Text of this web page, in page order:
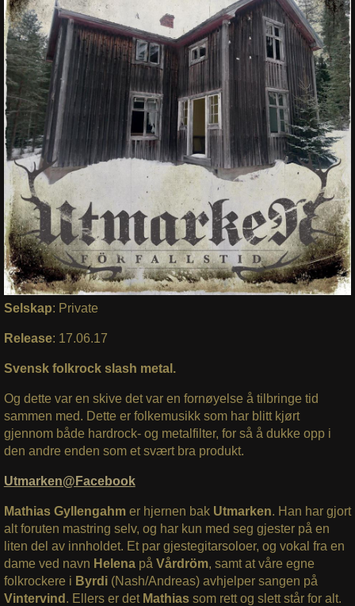
Selskap: Private
Release: 17.06.17
Svensk folkrock slash metal.
Og dette var en skive det var en fornøyelse å tilbringe tid
sammen med. Dette er folkemusikk som har blitt kjørt
gjennom både hardrock- og metalfilter, for så å dukke opp i
den andre enden som et svært bra produkt.
Utmarken@Facebook
Mathias Gyllengahmer hjernen bak Utmarken. Han har gjort
alt foruten mastring selv, og har kun med seg gjester på en
liten del av innholdet. Et par gjestegitarsoloer, og vokal fra en
dame ved navn Helena på Vårdröm, samt at våre egne
folkrockere i Byrdi (Nash/Andreas) avhjelper sangen på
Vintervind . Ellers er det Mathias som rett og slett står for alt.